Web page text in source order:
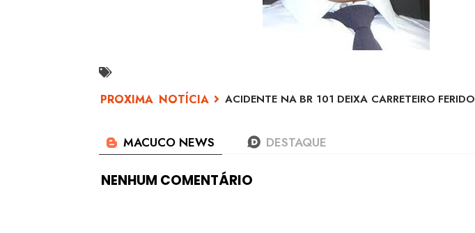
ACIDENTE NA BR 101 DEIXA CARRETEIRO FERIDO
NENHUM COMENTÁRIO